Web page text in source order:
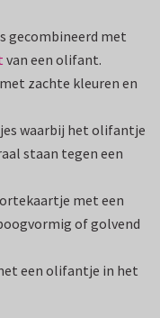
gecombineerd met
van een olifant.
zachte kleuren en
waarbij het olifantje
staan tegen een
met een
of golvend
een olifantje in het